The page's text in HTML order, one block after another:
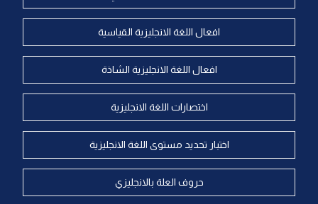
افعال اللغة الانجليزية القياسية
افعال اللغة الانجليزية الشاذة
اختصارات اللغة الانجليزية
اختبار تحديد مستوى اللغة الانجليزية
حروف العلة بالانجليزي